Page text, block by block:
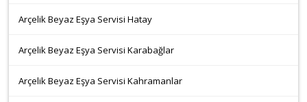
Arçelik Beyaz Eşya Servisi Hatay
Arçelik Beyaz Eşya Servisi Karabağlar
Arçelik Beyaz Eşya Servisi Kahramanlar